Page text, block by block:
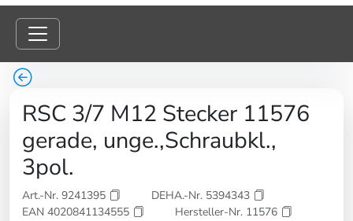
RSC 3/7 M12 Stecker 11576
gerade, unge.,Schraubkl.,
3pol.
Art.-Nr. 9241395
DEHA.-Nr. 5394343
EAN 4020841134555
Hersteller-Nr. 11576